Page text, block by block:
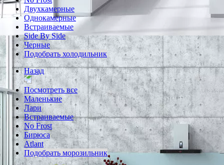
Двухкамерные
Однокамерные
Встраиваемые
Side By Side
Черные
Подобрать холодильник
Назад
Посмотреть все
Маленькие
Лари
Встраиваемые
No Frost
Бирюса
Atlant
Подобрать морозильник